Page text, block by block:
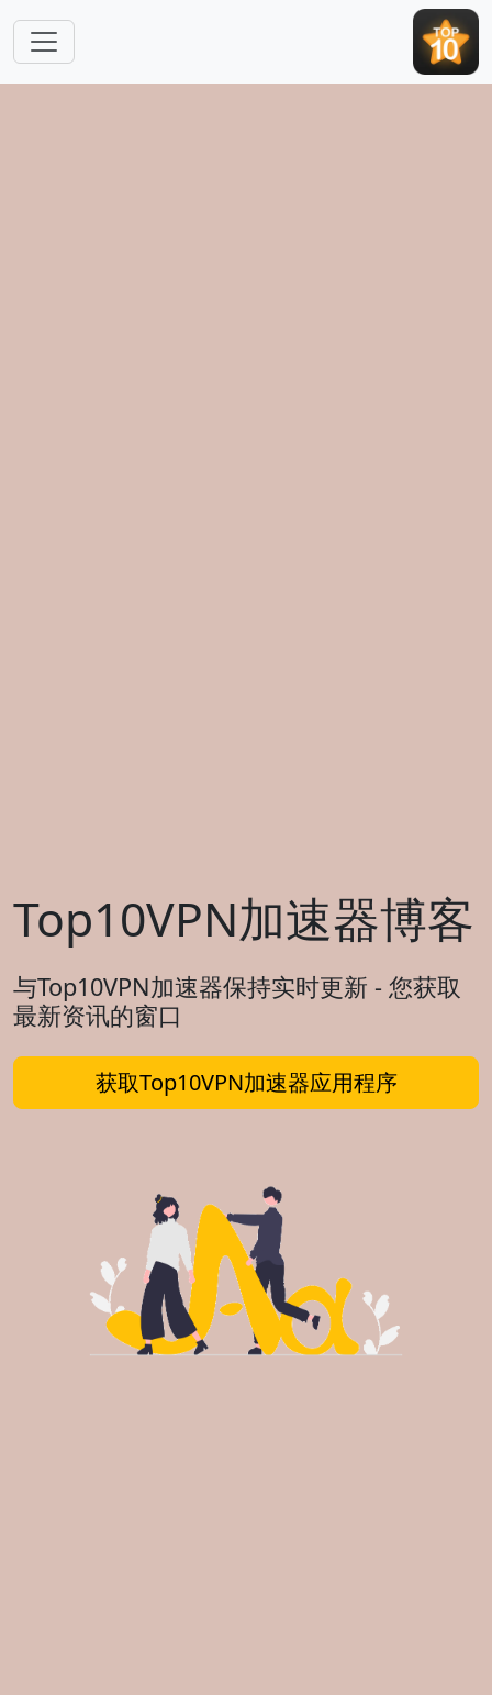
Top10VPN加速器博客
与Top10VPN加速器保持实时更新 - 您获取
最新资讯的窗口
获取Top10VPN加速器应用程序